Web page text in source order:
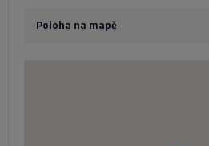
Poloha na mapě